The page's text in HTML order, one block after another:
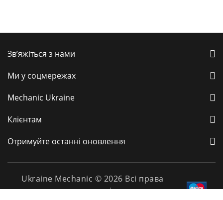
Зв’яжіться з нами
Ми у соцмережах
Mechanic Ukraine
Клієнтам
Отримуйте останні оновлення
Ukraine Mechanic © 2026 Всі права
захищені